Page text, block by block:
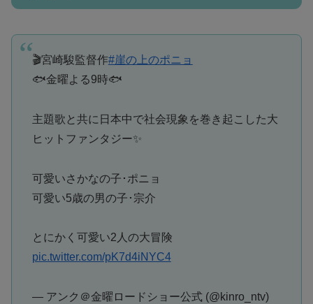
🎬宮崎駿監督作#崖の上のポニョ
🐟金曜よる9時🐟
主題歌と共に日本中で社会現象を巻き起こした大
ヒットファンタジー✨
可愛いさかなの子･ポニョ
可愛い5歳の男の子･宗介
とにかく可愛い2人の大冒険
pic.twitter.com/pK7d4iNYC4
— アンク＠金曜ロードショー公式 (@kinro_ntv)